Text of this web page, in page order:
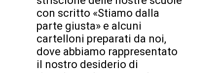
con scritto «Stiamo dalla
parte giusta» e alcuni
cartelloni preparati da noi,
dove abbiamo rappresentato
il nostro desiderio di